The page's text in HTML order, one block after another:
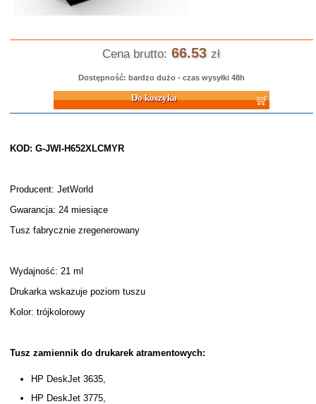
Cena brutto: 66.53 zł
Dostępność: bardzo dużo - czas wysyłki 48h
Do koszyka
KOD: G-JWI-H652XLCMYR
Producent: JetWorld
Gwarancja: 24 miesiące
Tusz fabrycznie zregenerowany
Wydajność: 21 ml
Drukarka wskazuje poziom tuszu
Kolor: trójkolorowy
Tusz zamiennik do drukarek atramentowych:
HP DeskJet 3635,
HP DeskJet 3775,